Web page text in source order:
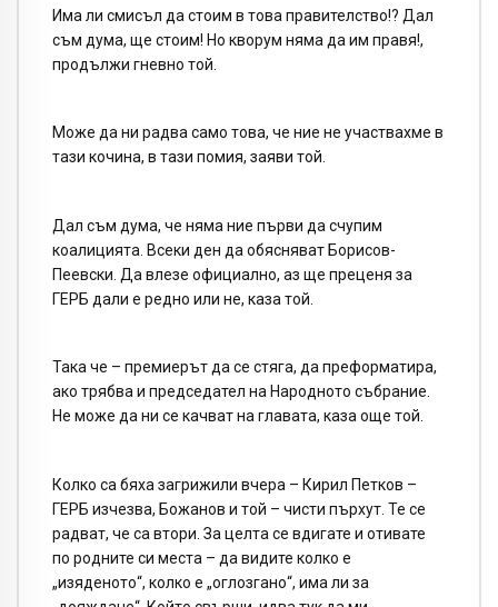
Има ли смисъл да стоим в това правителство!? Дал
съм дума, ще стоим! Но кворум няма да им правя!,
продължи гневно той.
Може да ни радва само това, че ние не участвахме в
тази кочина, в тази помия, заяви той.
Дал съм дума, че няма ние първи да счупим
коалицията. Всеки ден да обясняват Борисов-
Пеевски. Да влезе официално, аз ще преценя за
ГЕРБ дали е редно или не, каза той.
Така че – премиерът да се стяга, да преформатира,
ако трябва и председател на Народното събрание.
Не може да ни се качват на главата, каза още той.
Колко са бяха загрижили вчера – Кирил Петков –
ГЕРБ изчезва, Божанов и той – чисти пърхут. Те се
радват, че са втори. За целта се вдигате и отивате
по родните си места – да видите колко е
„изяденото“, колко е „оглозгано“, има ли за